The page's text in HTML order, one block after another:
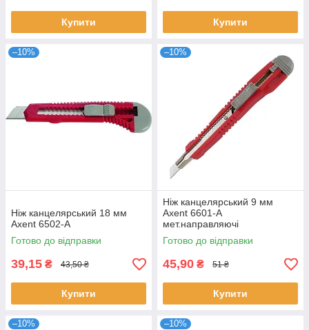
Купити Купити
–10%
Ніж канцелярський 18 мм
Axent 6502-A
Готово до відправки
39,15 ₴ 43,50 ₴
Купити
–10%
Ніж канцелярський 9 мм
Axent 6601-A
мет.направляючі
Готово до відправки
45,90 ₴ 51 ₴
Купити
–10% –10%